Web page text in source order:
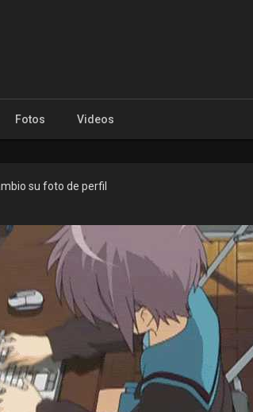
Fotos Videos
su foto de perfil